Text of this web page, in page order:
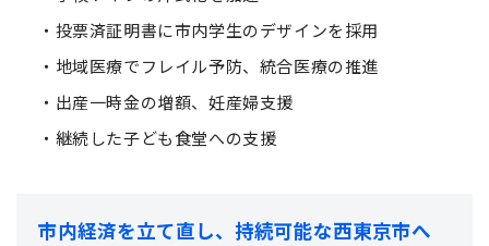
・投票済証明書に市内学生のデザインを採用
・地域医療でフレイル予防、統合医療の推進
・出産一時金の増額、妊産婦支援
・継続した子ども食堂への支援
市内経済を立て直し、持続可能な西東京市へ